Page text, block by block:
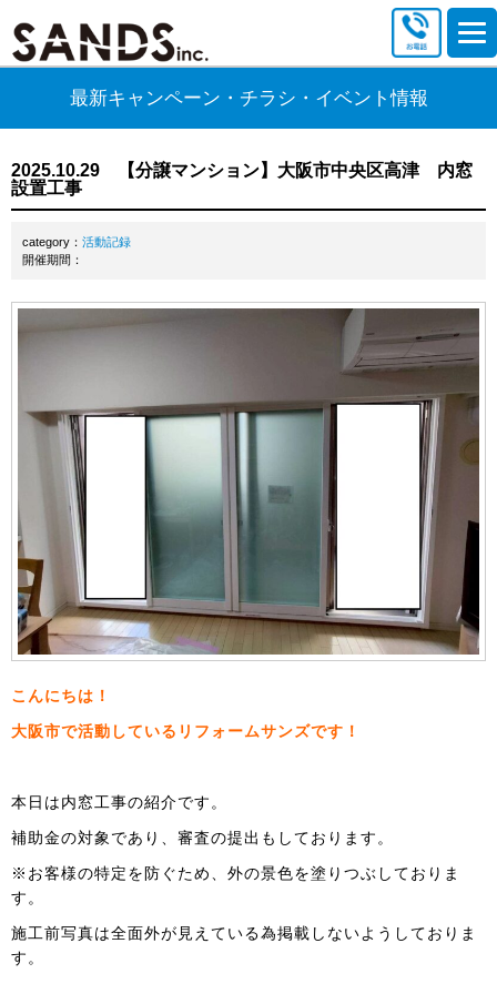
最新キャンペーン・チラシ・イベント情報
2025.10.29 【分譲マンション】大阪市中央区高津 内窓
設置工事
category： 活動記録
開催期間：
こんにちは！
大阪市で活動しているリフォームサンズです！
本日は内窓工事の紹介です。
補助金の対象であり、審査の提出もしております。
※お客様の特定を防ぐため、外の景色を塗りつぶしておりま
す。
施工前写真は全面外が見えている為掲載しないようしておりま
す。